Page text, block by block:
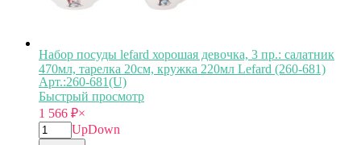
Набор посуды lefard хорошая девочка, 3 пр.: салатник
470мл, тарелка 20см, кружка 220мл Lefard (260-681)
Арт.:260-681(U)
Быстрый просмотр
1 566 ₽×
UpDown